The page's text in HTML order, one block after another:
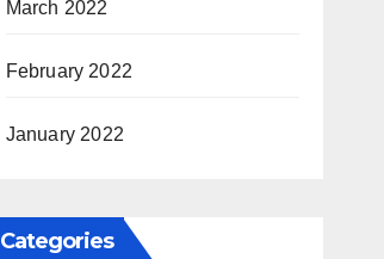
March 2022
February 2022
January 2022
Categories